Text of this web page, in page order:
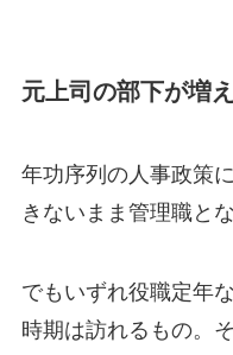
元上司の部下が増
年功序列の人事政策
きないまま管理職と
でもいずれ役職定年
時期は訪れるもの。